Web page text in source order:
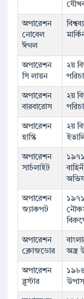
অপারেশন
নোবেল
ঈগল
অপারেশন
সি লায়ন
২য়
অপারেশন
বারবারোস
২য়
অপারেশন
হাস্কি
২য়
অপারেশন
সার্চলাইট
১৯৭১
অপারেশন
জ্যাকপট
অপারেশন
ক্লোজডোর
অস্ত্র
অপারেশন
ব্লুস্টার
১৯৮৪